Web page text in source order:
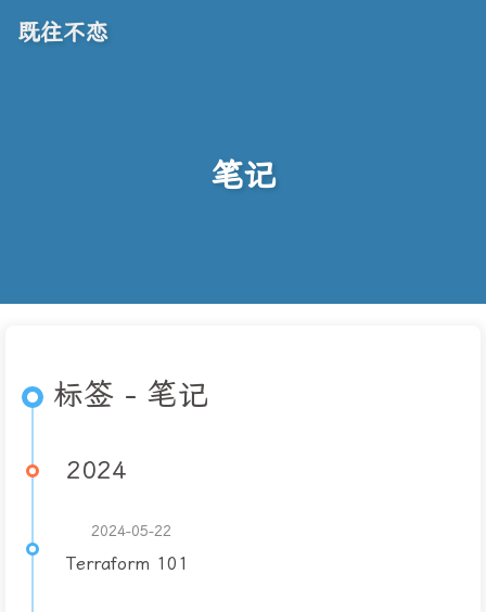
既往不恋
笔记
标签 - 笔记
2024
2024-05-22
Terraform 101